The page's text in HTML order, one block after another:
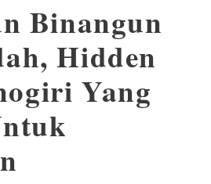
Binangun
Hidden
Yang